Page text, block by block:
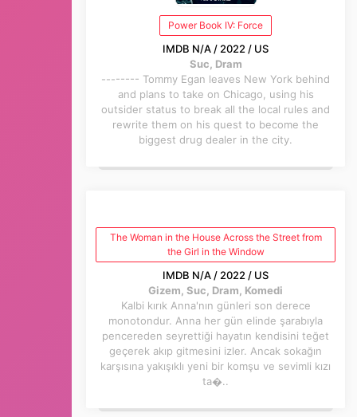
Power Book IV: Force
IMDB N/A / 2022 / US
Suc, Dram
-------- Tommy Egan leaves New York behind
and plans to take on Chicago, using his
outsider status to break all the local rules and
rewrite them on his quest to become the
biggest drug dealer in the city.
The Woman in the House Across the Street from
the Girl in the Window
IMDB N/A / 2022 / US
Gizem, Suc, Dram, Komedi
Kalbi kırık Anna'nın günleri son derece
monotondur. Anna her gün elinde şarabıyla
pencereden seyrettiği hayatın kendisini teğet
geçerek akıp gitmesini izler. Ancak sokağın
karşısına yakışıklı yeni bir komşu ve sevimli kızı
ta�..